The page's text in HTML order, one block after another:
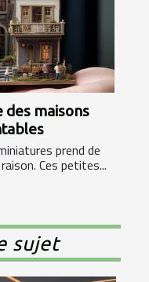
des maisons
prend de
Ces petites...
sujet